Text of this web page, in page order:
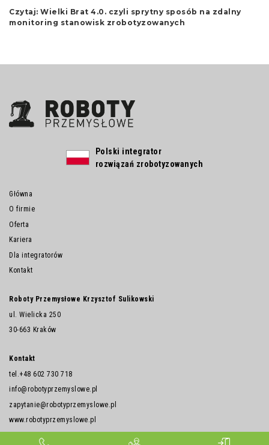
Czytaj: Wielki Brat 4.0. czyli sprytny sposób na zdalny
monitoring stanowisk zrobotyzowanych
Polski integrator
rozwiązań zrobotyzowanych
Główna
O firmie
Oferta
Kariera
Dla integratorów
Kontakt
Roboty Przemysłowe Krzysztof Sulikowski
ul. Wielicka 250
30-663 Kraków
Kontakt
tel. +48 602 730 718
info@robotyprzemyslowe.pl
zapytanie@robotyprzemyslowe.pl
www.robotyprzemyslowe.pl